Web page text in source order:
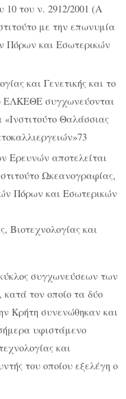
10 του ν. 2912/2001 (Α
με την επωνυμία
Πόρων και Εσωτερικών
και Γενετικής και το
ΕΛΚΕΘΕ συγχωνεύονται
Θαλάσσιας
Ερευνών αποτελείται
Ωκεανογραφίας,
Πόρων και Εσωτερικών
Βιοτεχνολογίας και
συγχωνεύσεων των
τον οποίο τα δύο
Κρήτη συνενώθηκαν και
υφιστάμενο
και
του οποίου εξελέγη ο